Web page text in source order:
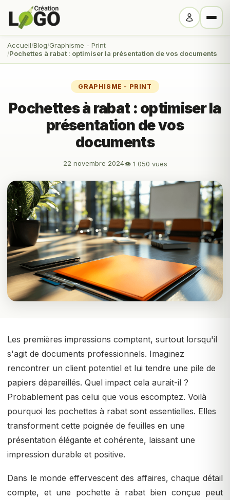
Accueil Blog Graphisme - Print
Pochettes à rabat : optimiser la présentation de vos documents
GRAPHISME - PRINT
Pochettes à rabat : optimiser la
présentation de vos
documents
22 novembre 2024👁 1 050 vues
Les premières impressions comptent, surtout lorsqu'il
s'agit de documents professionnels. Imaginez
rencontrer un client potentiel et lui tendre une pile de
papiers dépareillés. Quel impact cela aurait-il ?
Probablement pas celui que vous escomptez. Voilà
pourquoi les pochettes à rabat sont essentielles. Elles
transforment cette poignée de feuilles en une
présentation élégante et cohérente, laissant une
impression durable et positive.
Dans le monde effervescent des affaires, chaque détail
compte, et une pochette à rabat bien conçue peut